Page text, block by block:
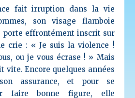
fait irruption dans la vie
son visage flamboie
porte effrontément inscrit sur
crie : « Je suis la violence !
ou je vous écrase ! » Mais
vite. Encore quelques années
assurance, et pour se
faire bonne figure, elle